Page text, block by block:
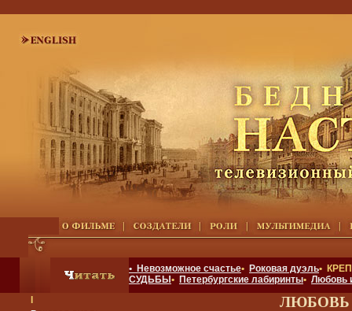
• Невозможное счастье• Роковая дуэль•
СУДЬБЫ • Петербургские лабиринты• Любовь
ЛЮБОВЬ